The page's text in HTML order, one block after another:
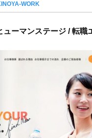
WORK
ューマンステージ / 転職